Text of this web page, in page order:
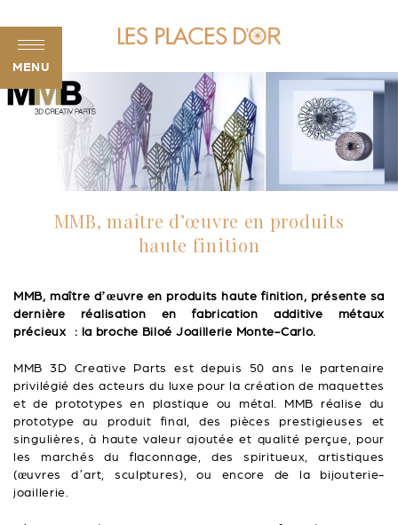
MENU
MMB, maître d’œuvre en produits
haute finition
MMB, maître d’œuvre en produits haute finition, présente sa
dernière réalisation en fabrication additive métaux
précieux : la broche Biloé Joaillerie Monte-Carlo.
MMB 3D Creative Parts est depuis 50 ans le partenaire
privilégié des acteurs du luxe pour la création de maquettes
et de prototypes en plastique ou métal. MMB réalise du
prototype au produit final, des pièces prestigieuses et
singulières, à haute valeur ajoutée et qualité perçue, pour
les marchés du flaconnage, des spiritueux, artistiques
(œuvres d’art, sculptures), ou encore de la bijouterie-
joaillerie.